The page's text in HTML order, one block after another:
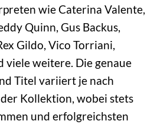
wie Caterina Valente,
Quinn, Gus Backus,
Gildo, Vico Torriani,
viele weitere. Die genaue
Titel variiert je nach
Kollektion, wobei stets
und erfolgreichsten